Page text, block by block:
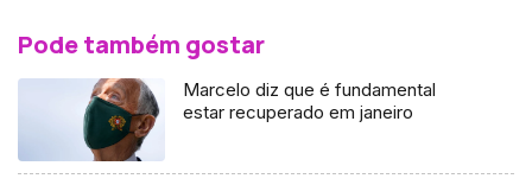
Pode também gostar
Marcelo diz que é fundamental
estar recuperado em janeiro